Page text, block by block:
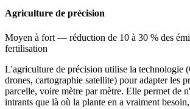
Agriculture de précision
Moyen à fort — réduction de 10 à 30 % des
fertilisation
L'agriculture de précision utilise la technologie
drones, cartographie satellite) pour adapter les
parcelle, voire mètre par mètre. Elle permet de
intrants que là où la plante en a vraiment